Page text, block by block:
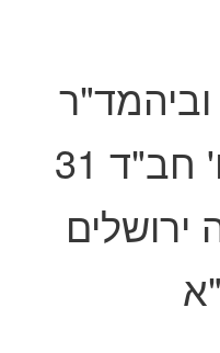
צמח צדק, רח' חב"ד 31
ירושלים